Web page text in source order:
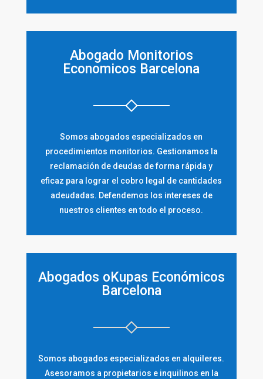
Abogado Monitorios
Economicos Barcelona
Somos abogados especializados en
procedimientos monitorios. Gestionamos la
reclamación de deudas de forma rápida y
eficaz para lograr el cobro legal de cantidades
adeudadas. Defendemos los intereses de
nuestros clientes en todo el proceso.
Abogados oKupas Económicos
Barcelona
Somos abogados especializados en alquileres.
Asesoramos a propietarios e inquilinos en la